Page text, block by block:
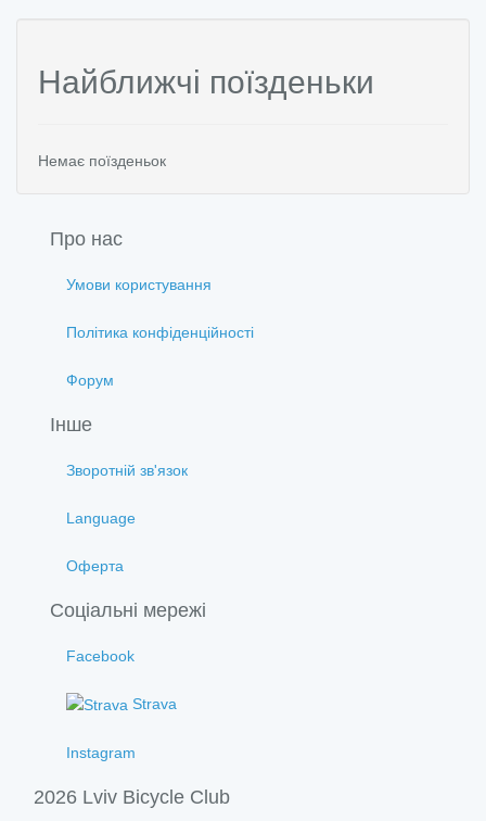
Найближчі поїзденьки
Немає поїзденьок
Про нас
Умови користування
Політика конфіденційності
Форум
Інше
Зворотній зв'язок
Language
Оферта
Соціальні мережі
Facebook
Strava
Instagram
2026 Lviv Bicycle Club